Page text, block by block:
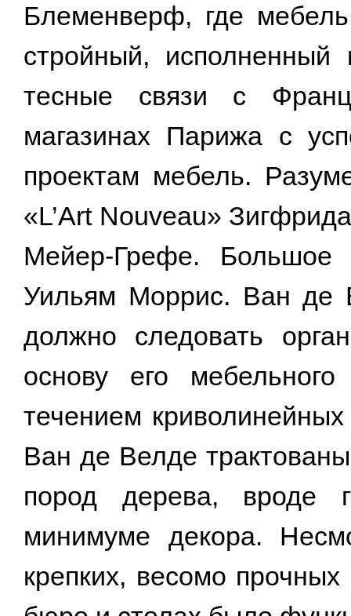
Блеменверф, где
стройный,
тесные связи с
магазинах Парижа с
проектам мебель.
«L’Art Nouveau»
Мейер-Грефе.
Уильям Моррис. Ван де
должно следовать
основу его
течением
Ван де Велде
пород дерева, вроде
минимуме декора.
крепких, весомо